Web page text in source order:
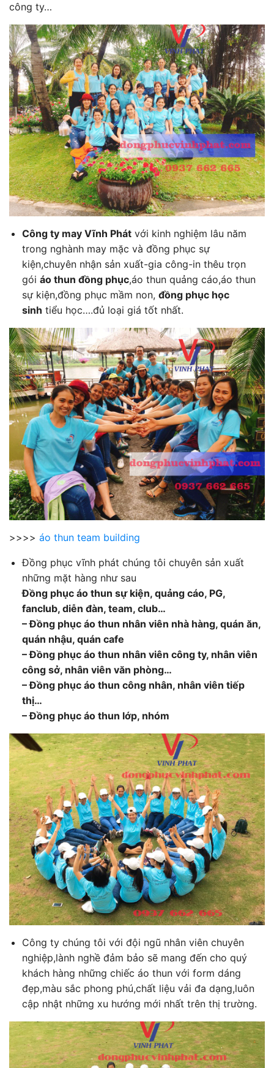
công ty…
Công ty may Vĩnh Phátvới kinh nghiệm lâu năm
trong nghành may mặc và đồng phục sự
kiện,chuyên nhận sản xuất-gia công-in thêu trọn
gói áo thun đồng phục,áo thun quảng cáo,áo thun
sự kiện,đồng phục mầm non, đồng phục học
sinh tiểu học….đủ loại giá tốt nhất.
>>>> áo thun team building
Đồng phục vĩnh phát chúng tôi chuyên sản xuất
những mặt hàng như sau
Đồng phục áo thun sự kiện, quảng cáo, PG,
fanclub, diễn đàn, team, club…
– Đồng phục áo thun nhân viên nhà hàng, quán ăn,
quán nhậu, quán cafe
– Đồng phục áo thun nhân viên công ty, nhân viên
công sở, nhân viên văn phòng…
– Đồng phục áo thun công nhân, nhân viên tiếp
thị…
– Đồng phục áo thun lớp, nhóm
Công ty chúng tôi với đội ngũ nhân viên chuyên
nghiệp,lành nghề đảm bảo sẽ mang đến cho quý
khách hàng những chiếc áo thun với form dáng
đẹp,màu sắc phong phú,chất liệu vải đa dạng,luôn
cập nhật những xu hướng mới nhất trên thị trường.